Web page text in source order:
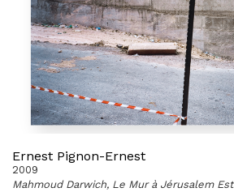
Ernest Pignon-Ernest
2009
Mahmoud Darwich, Le Mur à Jérusalem Est